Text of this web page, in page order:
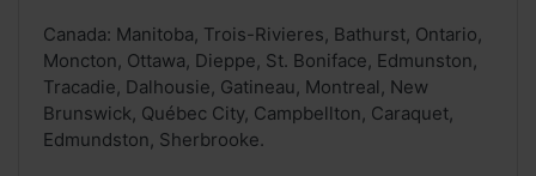
Canada: Manitoba, Trois-Rivieres, Bathurst, Ontario,
Moncton, Ottawa, Dieppe, St. Boniface, Edmunston,
Tracadie, Dalhousie, Gatineau, Montreal, New
Brunswick, Québec City, Campbellton, Caraquet,
Edmundston, Sherbrooke.